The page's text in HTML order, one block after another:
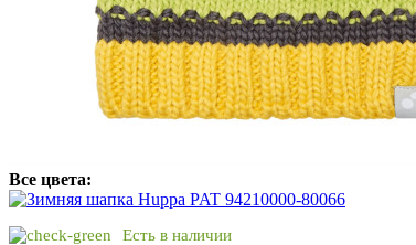
Все цвета:
Есть в наличии